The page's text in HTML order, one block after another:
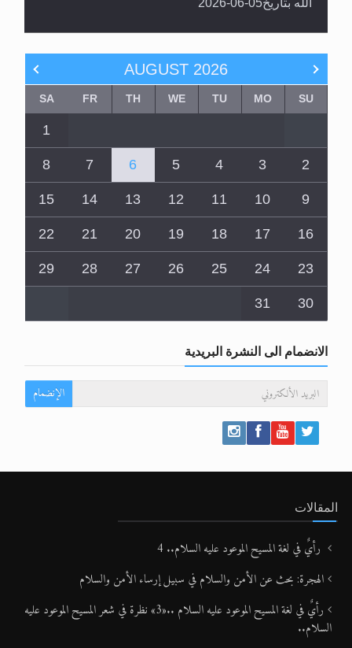
AUGUST 2026
SU
MO
TU
WE
TH
FR
SA
1
2
3
4
5
6
7
8
9
10
11
12
13
14
15
16
17
18
19
20
21
22
23
24
25
26
27
28
29
30
31
الانضمام الى النشرة البريدية
الإنضمام
المقالات
رأيٌ في لغة المسيح الموعود عليه السلام.. 4
الهجرة: بحث عن الأمن والسلام في سبيل إرساء الأمن والسلام
رأيٌ في لغة المسيح الموعود عليه السلام ..«3» نظرة في شعر المسيح الموعود عليه
السلام..